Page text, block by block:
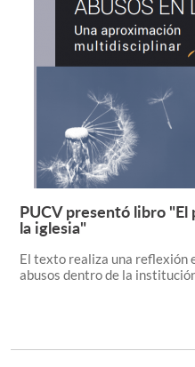
PUCV presentó libro "El
la iglesia"
El texto realiza una reflexión
abusos dentro de la